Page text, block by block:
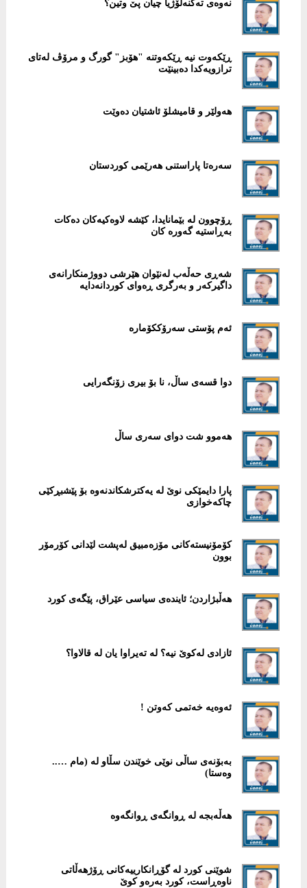
نەوەی تەکنەلۆژیا چیان پێ وتین؟
ڕێکەوت نیە ڕێکەوتنە "هۆبز" گورگ و مرۆڤ لەتای
ترازویەکدا دەبینێت
هەولێر و قامیشلۆ ئاشتیان دەوێت
سەرەتا پاراستنی هەرێمی کوردستان
ڕۆچوون لە بێمانایدا، کێشە لاوەکیەکان دەکات
بەڕاستیە گەورە کان
شەڕی حەڵەب لەنێوان هێرشی دووژمنکارانەی
داگیرکەر و بەرگری ڕەوای کوردانەدایە
ئەم پۆستی سەرۆککۆمارە
دوا قسەی ساڵ، نا بۆ بیری زۆنگەرایی
هەموو شت دوای سەری ساڵ
پارا دایمێکی نوێ لە یەكترشكاندنەوە بۆ پێشبڕكێی
چاكەخوازی
کۆمۆنیستەکانی مۆزەمبیق لەپشت لێدانی کۆرمۆر
بوون
هەڵبژاردن؛ ئایندەی سیاسی عێراق، پێگەی كورد
ئازادی لەکوێ نیە؟ لە تەیراوا یان لە قالاوا؟
ئەوەیە خەتمی کەوتن !
بەبۆنەی ساڵی نوێی خوێندن سڵاو لە (مام …..
وەستا)
هەڵەبجە لە ڕوانگەی ڕوانگەوە
شوێنی کورد لە گۆڕانکارییەکانی ڕۆژهەڵاتی
ناوەڕاست، کورد بەرەو کوێ